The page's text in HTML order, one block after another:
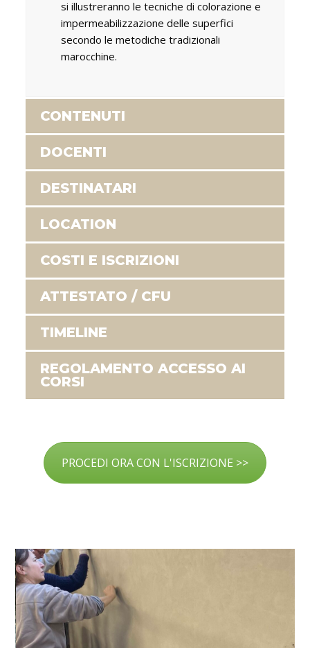
si illustreranno le tecniche di colorazione e
impermeabilizzazione delle superfici
secondo le metodiche tradizionali
marocchine.
CONTENUTI
DOCENTI
DESTINATARI
LOCATION
COSTI E ISCRIZIONI
ATTESTATO / CFU
TIMELINE
REGOLAMENTO ACCESSO AI
CORSI
PROCEDI ORA CON L'ISCRIZIONE >>